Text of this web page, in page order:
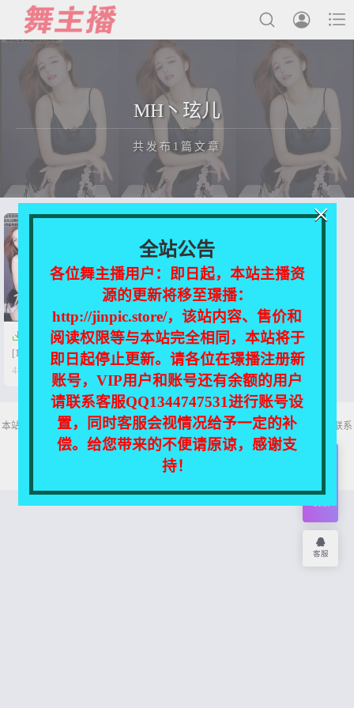



最新发布
国内主播
国外主播
主播合集
充值&解压说明
用户中心
会员登陆
MH丶玹儿
共发布1篇文章
正在为您加载新内容

虎牙主播-MH丶玹儿 热舞集
[18v/1.39g]
4年前
0  133
本站所有资源均收集自互联网，仅供个人欣赏交流，如不慎侵犯了您的权益，请联系
我们，我们将尽快处理！
Copyright © 2026 舞主播
全站公告
各位舞主播用户：即日起，本站主播资
源的更新将移至璟播：
http://jinpic.store/，该站内容、售价和
阅读权限等与本站完全相同，本站将于
即日起停止更新。请各位在璟播注册新
账号，VIP用户和账号还有余额的用户
请联系客服QQ1344747531进行账号设
置，同时客服会视情况给予一定的补
偿。给您带来的不便请原谅，感谢支
持！
×
会员
客服